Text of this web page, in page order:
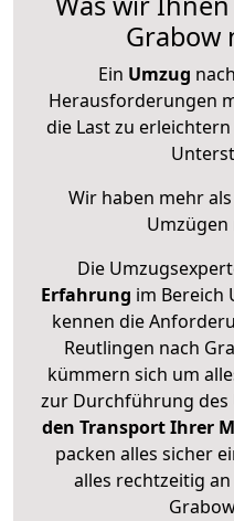
Grabow
Ein Umzug
Herausforderungen
die Last zu
Wir haben mehr
Umzügen
Die
Erfahrung im Bereich
kennen die
Reutlingen nach
kümmern sich um
zur Durchführung des
den Transport Ihrer
packen alles sicher
alles rechtzeitig